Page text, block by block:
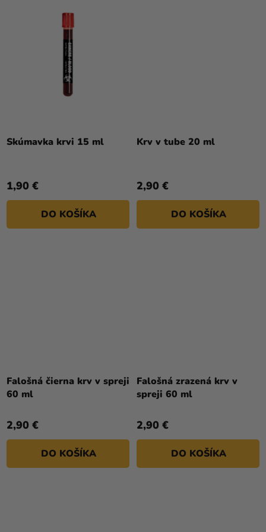
Skúmavka krvi 15 ml
1,90 €
DO KOŠÍKA
Krv v tube 20 ml
2,90 €
DO KOŠÍKA
Falošná čierna krv v spreji
60 ml
2,90 €
DO KOŠÍKA
Falošná zrazená krv v
spreji 60 ml
2,90 €
DO KOŠÍKA